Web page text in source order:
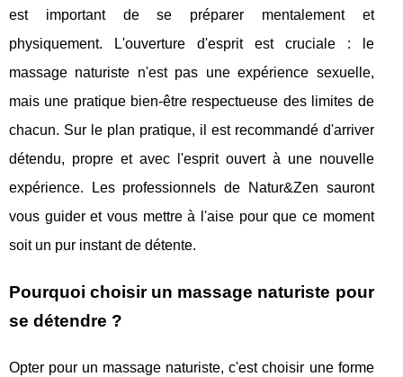
est important de se préparer mentalement et
physiquement. L'ouverture d'esprit est cruciale : le
massage naturiste n'est pas une expérience sexuelle,
mais une pratique bien-être respectueuse des limites de
chacun. Sur le plan pratique, il est recommandé d'arriver
détendu, propre et avec l'esprit ouvert à une nouvelle
expérience. Les professionnels de Natur&Zen sauront
vous guider et vous mettre à l'aise pour que ce moment
soit un pur instant de détente.
Pourquoi choisir un massage naturiste pour
se détendre ?
Opter pour un massage naturiste, c'est choisir une forme